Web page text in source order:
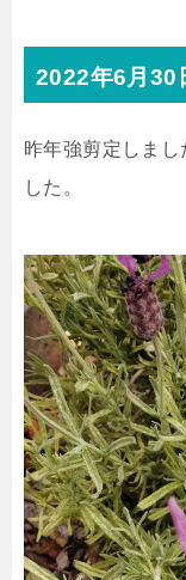
2022年6月30
昨年強剪定しまし
した。